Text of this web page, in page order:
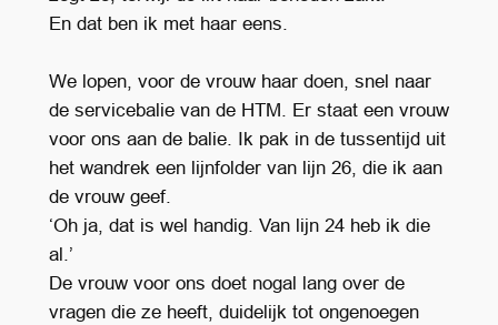
En dat ben ik met haar eens.
We lopen, voor de vrouw haar doen, snel naar
de servicebalie van de HTM. Er staat een vrouw
voor ons aan de balie. Ik pak in de tussentijd uit
het wandrek een lijnfolder van lijn 26, die ik aan
de vrouw geef.
‘Oh ja, dat is wel handig. Van lijn 24 heb ik die
al.’
De vrouw voor ons doet nogal lang over de
vragen die ze heeft, duidelijk tot ongenoegen